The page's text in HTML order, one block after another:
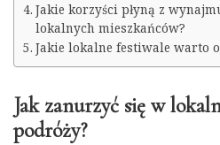
Jakie korzyści płyną z
lokalnych mieszkańców?
Jakie lokalne festiwale warto
Jak zanurzyć się w
podróży?